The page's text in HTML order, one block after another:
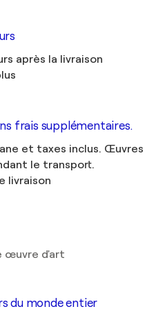
après la livraison
frais supplémentaires.
et taxes inclus. Œuvres
le transport.
livraison
œuvre d'art
du monde entier